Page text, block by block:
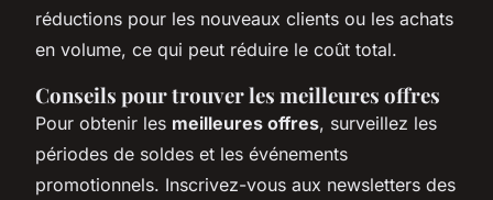
réductions pour les nouveaux clients ou les achats
en volume, ce qui peut réduire le coût total.
Conseils pour trouver les meilleures offres
Pour obtenir les meilleures offres, surveillez les
périodes de soldes et les événements
promotionnels. Inscrivez-vous aux newsletters des